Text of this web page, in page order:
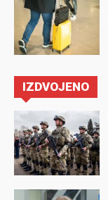
IZDVOJENO